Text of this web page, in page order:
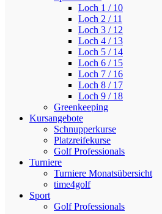
Loch 1 / 10
Loch 2 / 11
Loch 3 / 12
Loch 4 / 13
Loch 5 / 14
Loch 6 / 15
Loch 7 / 16
Loch 8 / 17
Loch 9 / 18
Greenkeeping
Kursangebote
Schnupperkurse
Platzreifekurse
Golf Professionals
Turniere
Turniere Monatsübersicht
time4golf
Sport
Golf Professionals